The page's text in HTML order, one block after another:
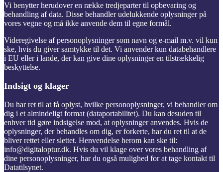
Vi benytter herudover en række tredjeparter til opbevaring og
behandling af data. Disse behandler udelukkende oplysninger på
vores vegne og må ikke anvende dem til egne formål.
Videregivelse af personoplysninger som navn og e-mail m.v. vil kun
ske, hvis du giver samtykke til det. Vi anvender kun databehandlere
i EU eller i lande, der kan give dine oplysninger en tilstrækkelig
beskyttelse.
Indsigt og klager
Du har ret til at få oplyst, hvilke personoplysninger, vi behandler om
dig i et almindeligt format (dataportabilitet). Du kan desuden til
enhver tid gøre indsigelse mod, at oplysninger anvendes. Hvis de
oplysninger, der behandles om dig, er forkerte, har du ret til at de
bliver rettet eller slettet. Henvendelse herom kan ske til:
info@digitaloptur.dk. Hvis du vil klage over vores behandling af
dine personoplysninger, har du også mulighed for at tage kontakt til
Datatilsynet.